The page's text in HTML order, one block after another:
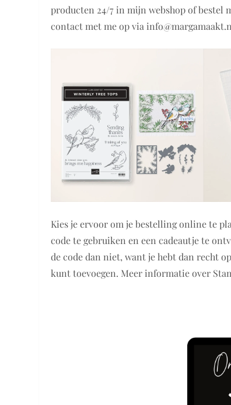
producten 24/7 in mijn webshop of bestel
contact met me op via
Kies je ervoor om je bestelling online te
code te gebruiken en een cadeautje te
de code dan niet, want je hebt dan recht
kunt toevoegen. Meer informatie over